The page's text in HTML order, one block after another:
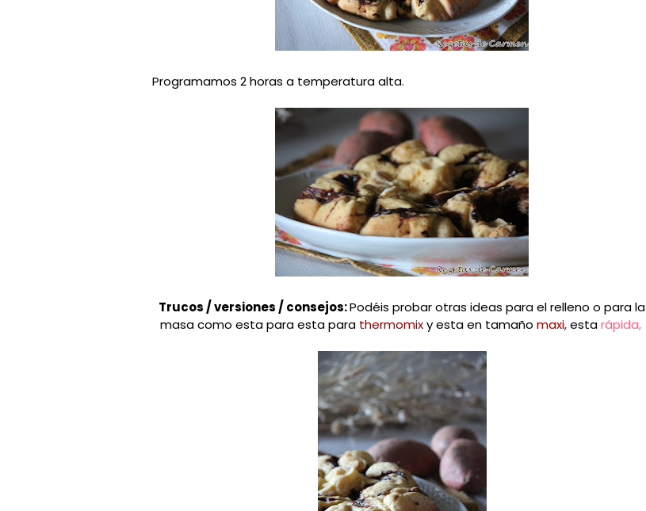
Programamos 2 horas a temperatura alta.
Trucos / versiones / consejos:Podéis probar otras ideas para el relleno o para la
masa como esta paraesta para thermomixy esta en tamaño maxi,estarápida,